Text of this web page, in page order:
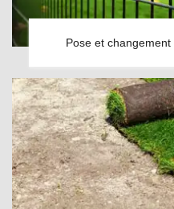
Pose et